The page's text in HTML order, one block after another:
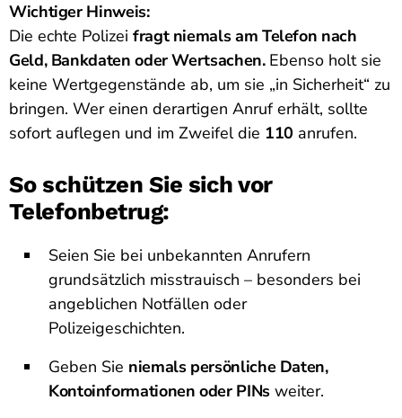
Wichtiger Hinweis:
Die echte Polizei fragt niemals am Telefon nach
Geld, Bankdaten oder Wertsachen.Ebenso holt sie
keine Wertgegenstände ab, um sie „in Sicherheit“ zu
bringen. Wer einen derartigen Anruf erhält, sollte
sofort auflegen und im Zweifel die 110 anrufen.
So schützen Sie sich vor
Telefonbetrug:
Seien Sie bei unbekannten Anrufern
grundsätzlich misstrauisch – besonders bei
angeblichen Notfällen oder
Polizeigeschichten.
Geben Sie niemals persönliche Daten,
Kontoinformationen oder PINsweiter.